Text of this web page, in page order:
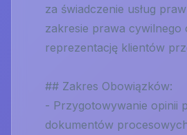
za świadczenie usług
zakresie prawa cywilnego
reprezentację klientów
## Zakres Obowiązków:
- Przygotowywanie opinii
dokumentów